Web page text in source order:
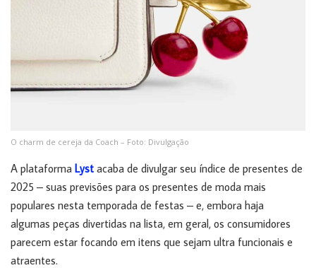
O charm de cereja da Coach – Foto: Divulgação
A plataforma Lyst acaba de divulgar seu índice de presentes de
2025 – suas previsões para os presentes de moda mais
populares nesta temporada de festas – e, embora haja
algumas peças divertidas na lista, em geral, os consumidores
parecem estar focando em itens que sejam ultra funcionais e
atraentes.